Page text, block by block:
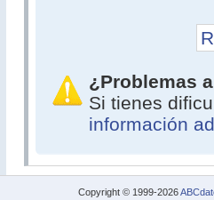
¿Problemas
Si tienes
información
Copyright © 1999-2026